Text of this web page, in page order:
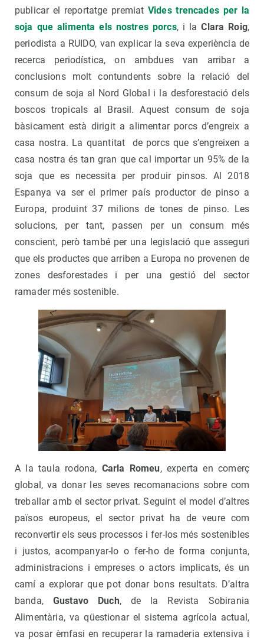
publicar el reportatge premiat Vides trencades per la
soja que alimenta els nostres porcs, i laClara Roig,
periodista a RUIDO, van explicar la seva experiència de
recerca periodística, on ambdues van arribar a
conclusions molt contundents sobre la relació del
consum de soja al Nord Global i la desforestació dels
boscos tropicals al Brasil. Aquest consum de soja
bàsicament està dirigit a alimentar porcs d’engreix a
casa nostra. La quantitat de porcs que s’engreixen a
casa nostra és tan gran que cal importar un 95% de la
soja que es necessita per produir pinsos. Al 2018
Espanya va ser el primer país productor de pinso a
Europa, produint 37 milions de tones de pinso. Les
solucions, per tant, passen per un consum més
conscient, però també per una legislació que asseguri
que els productes que arriben a Europa no provenen de
zones desforestades i per una gestió del sector
ramader més sostenible.
A la taula rodona, Carla Romeu, experta en comerç
global, va donar les seves recomanacions sobre com
treballar amb el sector privat. Seguint el model d’altres
països europeus, el sector privat ha de veure com
reconvertir els seus processos i fer-los més sostenibles
i justos, acompanyar-lo o fer-ho de forma conjunta,
administracions i empreses o actors implicats, és un
camí a explorar que pot donar bons resultats. D’altra
banda, Gustavo Duch, de la Revista Sobirania
Alimentària, va qüestionar el sistema agrícola actual,
va posar èmfasi en recuperar la ramaderia extensiva i